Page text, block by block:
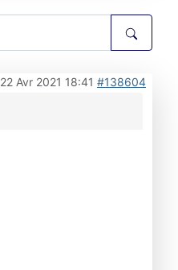
22 Avr 2021 18:41 #138604